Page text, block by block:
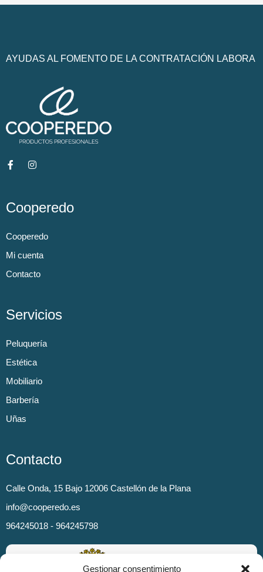
Gestionar consentimiento
AYUDAS AL FOMENTO DE LA CONTRATACIÓN LABORA
Cooperedo
Cooperedo
Mi cuenta
Contacto
Servicios
Peluquería
Estética
Mobiliario
Barbería
Uñas
Contacto
Calle Onda, 15 Bajo 12006 Castellón de la Plana
info@cooperedo.es
964245018 - 964245798